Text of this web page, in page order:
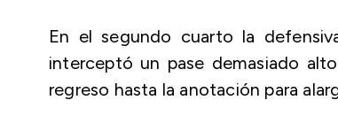
En el segundo cuarto la
interceptó un pase demasiado
regreso hasta la anotación para